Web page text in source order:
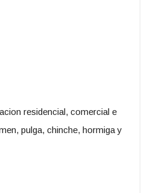
residencial, comercial e
pulga, chinche, hormiga y